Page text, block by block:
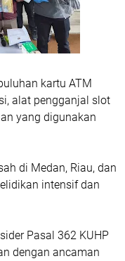
kartu ATM
alat pengganjal slot
yang digunakan
di Medan, Riau, dan
intensif dan
Pasal 362 KUHP
dengan ancaman